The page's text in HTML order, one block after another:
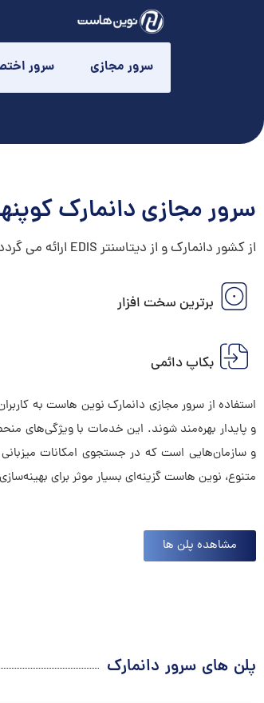
سرور مجازی سرور
سرور مجازی دانمارک
از کشور دانمارک و از دیتاسنتر EDIS ارائه می گردد.
برترین سخت افزار
بکاپ دائمی
استفاده از سرور مجازی دانمارک نوین هاست به
و پایدار بهره‌مند شوند. این خدمات با ویژگی‌های
و سازمان‌هایی است که در جستجوی امکانات
متنوع، نوین هاست گزینه‌ای بسیار موثر برای
مشاهده پلن ها
پلن های سرور دانمارک